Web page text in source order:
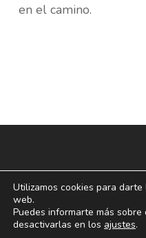
en el camino.
Utilizamos cookies para
web.
Puedes informarte más
desactivarlas en los ajustes.